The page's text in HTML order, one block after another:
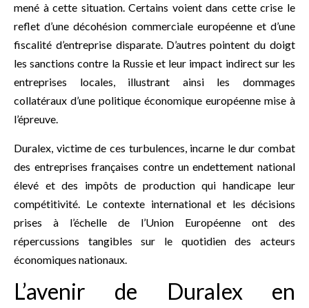
mené à cette situation. Certains voient dans cette crise le
reflet d’une décohésion commerciale européenne et d’une
fiscalité d’entreprise disparate. D’autres pointent du doigt
les sanctions contre la Russie et leur impact indirect sur les
entreprises locales, illustrant ainsi les dommages
collatéraux d’une politique économique européenne mise à
l’épreuve.
Duralex, victime de ces turbulences, incarne le dur combat
des entreprises françaises contre un endettement national
élevé et des impôts de production qui handicape leur
compétitivité. Le contexte international et les décisions
prises à l’échelle de l’Union Européenne ont des
répercussions tangibles sur le quotidien des acteurs
économiques nationaux.
L’avenir de Duralex en